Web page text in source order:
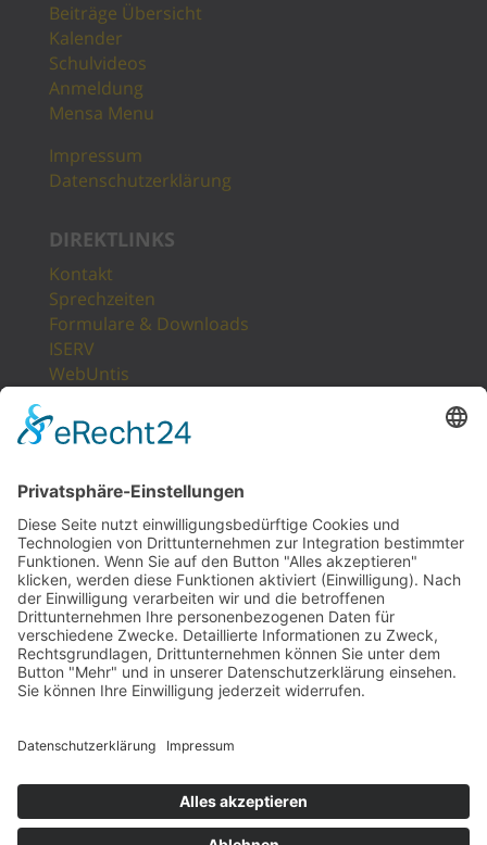
Beiträge Übersicht
Kalender
Schulvideos
Anmeldung
Mensa Menu
Impressum
Datenschutzerklärung
DIREKTLINKS
Kontakt
Sprechzeiten
Formulare & Downloads
ISERV
WebUntis
LogIn
Sitemap
POSTANSCHRIFT
Gesamtschule Osterfeld
Westfälische Straße 17
46117 Oberhausen
UNSERE PARTNER